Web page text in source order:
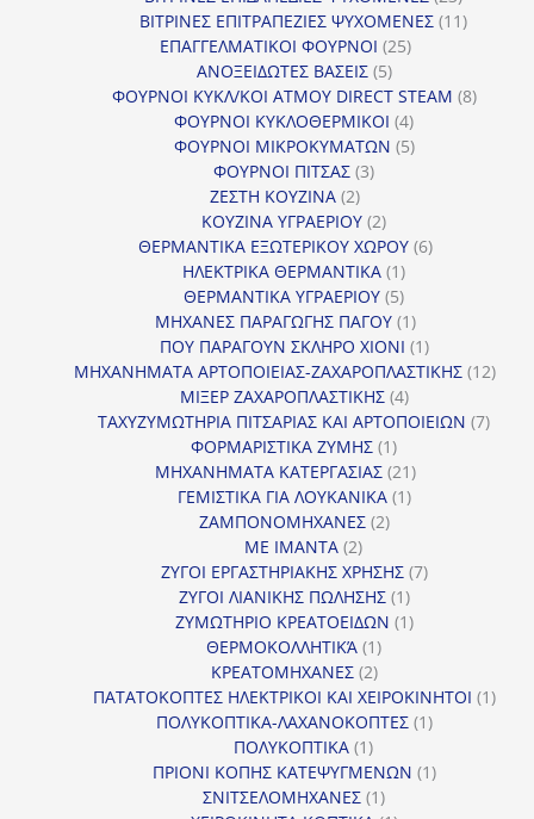
προϊόντα
ΒΙΤΡΙΝΕΣ ΕΠΙΤΡΑΠΕΖΙΕΣ ΨΥΧΟΜΕΝΕΣ 1111
ΕΠΑΓΓΕΛΜΑΤΙΚΟΙ ΦΟΥΡΝΟΙ 2525
ΑΝΟΞΕΙΔΩΤΕΣ ΒΑΣΕΙΣ 55
προϊόντα
ΦΟΥΡΝΟΙ ΚΥΚΛ/ΚΟΙ ΑΤΜΟΥ DIRECT STEAM 88
ΦΟΥΡΝΟΙ ΚΥΚΛΟΘΕΡΜΙΚΟΙ 44
προϊόντα
ΦΟΥΡΝΟΙ ΜΙΚΡΟΚΥΜΑΤΩΝ 55
ΦΟΥΡΝΟΙ ΠΙΤΣΑΣ 33
ΖΕΣΤΗ ΚΟΥΖΙΝΑ 22
προϊόντα
ΚΟΥΖΙΝΑ ΥΓΡΑΕΡΙΟΥ 22
προϊόντα
ΘΕΡΜΑΝΤΙΚΑ ΕΞΩΤΕΡΙΚΟΥ ΧΩΡΟΥ 66
ΗΛΕΚΤΡΙΚΑ ΘΕΡΜΑΝΤΙΚΑ 11
προϊόν
ΘΕΡΜΑΝΤΙΚΑ ΥΓΡΑΕΡΙΟΥ 55
προϊόντα
ΜΗΧΑΝΕΣ ΠΑΡΑΓΩΓΗΣ ΠΑΓΟΥ 11
προϊόν
ΠΟΥ ΠΑΡΑΓΟΥΝ ΣΚΛΗΡΟ ΧΙΟΝΙ 11
προϊόν
ΜΗΧΑΝΗΜΑΤΑ ΑΡΤΟΠΟΙΕΙΑΣ-ΖΑΧΑΡΟΠΛΑΣΤΙΚΗΣ 1212
ΜΙΞΕΡ ΖΑΧΑΡΟΠΛΑΣΤΙΚΗΣ 44
προϊόντα
ΤΑΧΥΖΥΜΩΤΗΡΙΑ ΠΙΤΣΑΡΙΑΣ ΚΑΙ ΑΡΤΟΠΟΙΕΙΩΝ 77
ΦΟΡΜΑΡΙΣΤΙΚΑ ΖΥΜΗΣ 11
προϊόν
ΜΗΧΑΝΗΜΑΤΑ ΚΑΤΕΡΓΑΣΙΑΣ 2121
προϊόντα
ΓΕΜΙΣΤΙΚΑ ΓΙΑ ΛΟΥΚΑΝΙΚΑ 11
ΖΑΜΠΟΝΟΜΗΧΑΝΕΣ 22
ΜΕ ΙΜΑΝΤΑ 22
προϊόντα
ΖΥΓΟΙ ΕΡΓΑΣΤΗΡΙΑΚΗΣ ΧΡΗΣΗΣ 77
ΖΥΓΟΙ ΛΙΑΝΙΚΗΣ ΠΩΛΗΣΗΣ 11
προϊόν
ΖΥΜΩΤΗΡΙΟ ΚΡΕΑΤΟΕΙΔΩΝ 11
ΘΕΡΜΟΚΟΛΛΗΤΙΚΆ 11
προϊόν
ΚΡΕΑΤΟΜΗΧΑΝΕΣ 22
προϊόντα
ΠΑΤΑΤΟΚΟΠΤΕΣ ΗΛΕΚΤΡΙΚΟΙ ΚΑΙ ΧΕΙΡΟΚΙΝΗΤΟΙ 11
ΠΟΛΥΚΟΠΤΙΚΑ-ΛΑΧΑΝΟΚΟΠΤΕΣ 11
ΠΟΛΥΚΟΠΤΙΚΑ 11
προϊόν
ΠΡΙΟΝΙ ΚΟΠΗΣ ΚΑΤΕΨΥΓΜΕΝΩΝ 11
ΣΝΙΤΣΕΛΟΜΗΧΑΝΕΣ 11